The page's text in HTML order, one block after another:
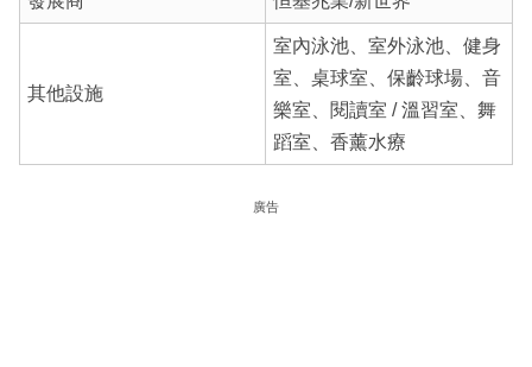
其他設施
室內泳池、室外泳池、健身
室、桌球室、保齡球場、音
樂室、閱讀室 / 溫習室、舞
蹈室、香薰水療
廣告